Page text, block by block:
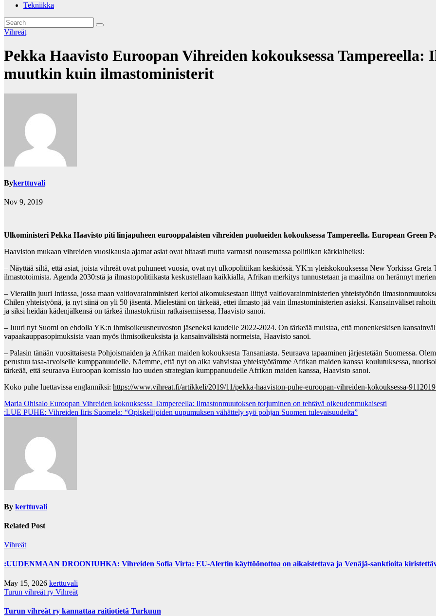
Tekniikka
Vihreät
Pekka Haavisto Euroopan Vihreiden kokouksessa
muutkin kuin ilmastoministerit
Bykerttuvali
Nov 9, 2019
Ulkoministeri Pekka Haavisto piti linjapuheen eurooppalaisten vihreiden puolueiden kokouksessa Tampereella. European Green
Haaviston mukaan vihreiden vuosikausia ajamat asiat ovat hitaasti mutta varmasti nousemassa politiikan kärkiaiheiksi:
– Näyttää siltä, että asiat, joista vihreät ovat puhuneet vuosia, ovat nyt ulkopolitiikan keskiössä. YK:n yleiskokouksessa New Yorkissa
ilmastotoimista. Agenda 2030:stä ja ilmastopolitiikasta keskustellaan kaikkialla, Afrikan merkitys tunnustetaan ja maailma on herännyt
– Vierailin juuri Intiassa, jossa maan valtiovarainministeri kertoi aikomuksestaan liittyä valtiovarainministerien yhteistyöhön
Chilen yhteistyönä, ja nyt siinä on yli 50 jäsentä. Mielestäni on tärkeää, ettei ilmasto jää vain ilmastoministerien asiaksi. Kansainväliset
ja siksi heidän kädenjälkensä on tärkeä ilmastokriisin ratkaisemisessa, Haavisto sanoi.
– Juuri nyt Suomi on ehdolla YK:n ihmisoikeusneuvoston jäseneksi kaudelle 2022-2024. On tärkeää muistaa, että monenkeskisen
vapaakauppasopimuksista vaan myös ihmisoikeuksista ja kansainvälisistä normeista, Haavisto sanoi.
– Palasin tänään vuosittaisesta Pohjoismaiden ja Afrikan maiden kokouksesta Tansaniasta. Seuraava tapaaminen järjestetään Suomessa.
perustuu tasa-arvoiselle kumppanuudelle. Näemme, että nyt on aika vahvistaa yhteistyötämme Afrikan maiden kanssa koulutuksessa,
tärkeää, että seuraava Euroopan komissio luo uuden strategian kumppanuudelle Afrikan maiden kanssa, Haavisto sanoi.
Koko puhe luettavissa englanniksi: https://www.vihreat.fi/artikkeli/2019/11/pekka-haaviston-puhe-euroopan-vihreiden-kokouksessa-
Post
navigation
Maria Ohisalo Euroopan Vihreiden kokouksessa Tampereella: Ilmastonmuutoksen torjuminen on tehtävä oikeudenmukaisesti
:LUE PUHE: Vihreiden Iiris Suomela: “Opiskelijoiden uupumuksen vähättely syö pohjan Suomen tulevaisuudelta”
By kerttuvali
Related Post
Vihreät
:UUDENMAAN DROONIUHKA: Vihreiden Sofia Virta: EU-Alertin käyttöönottoa on aikaistettava ja Venäjä-sanktioita
May 15, 2026 kerttuvali
Turun vihreät ry Vihreät
Turun vihreät ry kannattaa raitiotietä Turkuun